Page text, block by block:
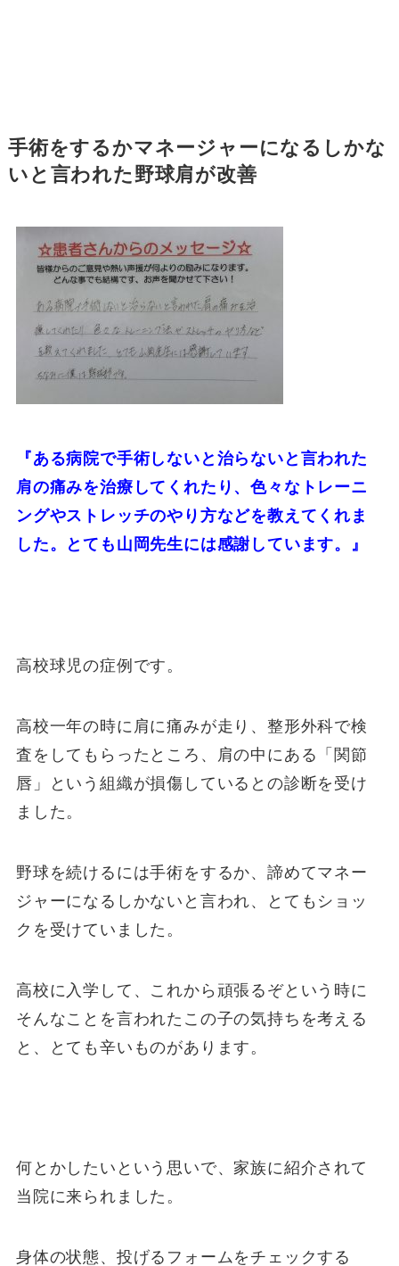
手術をするかマネージャーになるしかな
いと言われた野球肩が改善
『ある病院で手術しないと治らないと言われた
肩の痛みを治療してくれたり、色々なトレーニ
ングやストレッチのやり方などを教えてくれま
した。とても山岡先生には感謝しています。』
高校球児の症例です。
高校一年の時に肩に痛みが走り、整形外科で検
査をしてもらったところ、肩の中にある「関節
唇」という組織が損傷しているとの診断を受け
ました。
野球を続けるには手術をするか、諦めてマネー
ジャーになるしかないと言われ、とてもショッ
クを受けていました。
高校に入学して、これから頑張るぞという時に
そんなことを言われたこの子の気持ちを考える
と、とても辛いものがあります。
何とかしたいという思いで、家族に紹介されて
当院に来られました。
身体の状態、投げるフォームをチェックする